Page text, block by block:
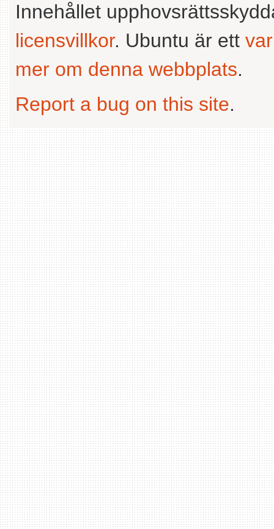
Innehållet
licensvillkor. Ubuntu är ett
mer om denna webbplats.
Report a bug on this site.